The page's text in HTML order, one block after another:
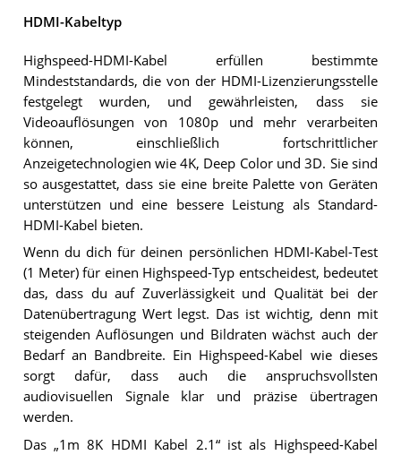
HDMI-Kabeltyp
Highspeed-HDMI-Kabel erfüllen bestimmte
Mindeststandards, die von der HDMI-Lizenzierungsstelle
festgelegt wurden, und gewährleisten, dass sie
Videoauflösungen von 1080p und mehr verarbeiten
können, einschließlich fortschrittlicher
Anzeigetechnologien wie 4K, Deep Color und 3D. Sie sind
so ausgestattet, dass sie eine breite Palette von Geräten
unterstützen und eine bessere Leistung als Standard-
HDMI-Kabel bieten.
Wenn du dich für deinen persönlichen HDMI-Kabel-Test
(1 Meter) für einen Highspeed-Typ entscheidest, bedeutet
das, dass du auf Zuverlässigkeit und Qualität bei der
Datenübertragung Wert legst. Das ist wichtig, denn mit
steigenden Auflösungen und Bildraten wächst auch der
Bedarf an Bandbreite. Ein Highspeed-Kabel wie dieses
sorgt dafür, dass auch die anspruchsvollsten
audiovisuellen Signale klar und präzise übertragen
werden.
Das „1m 8K HDMI Kabel 2.1“ ist als Highspeed-Kabel